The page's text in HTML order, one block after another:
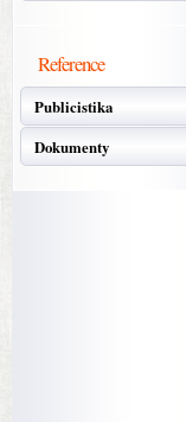
Reference
Publicistika
Dokumenty